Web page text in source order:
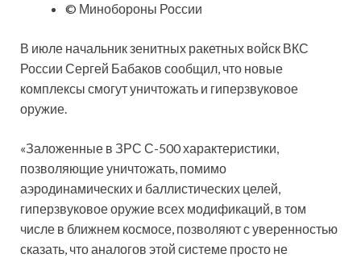
© Минобороны России
В июле начальник зенитных ракетных войск ВКС
России Сергей Бабаков сообщил, что новые
комплексы смогут уничтожать и гиперзвуковое
оружие.
«Заложенные в ЗРС С-500 характеристики,
позволяющие уничтожать, помимо
аэродинамических и баллистических целей,
гиперзвуковое оружие всех модификаций, в том
числе в ближнем космосе, позволяют с уверенностью
сказать, что аналогов этой системе просто не